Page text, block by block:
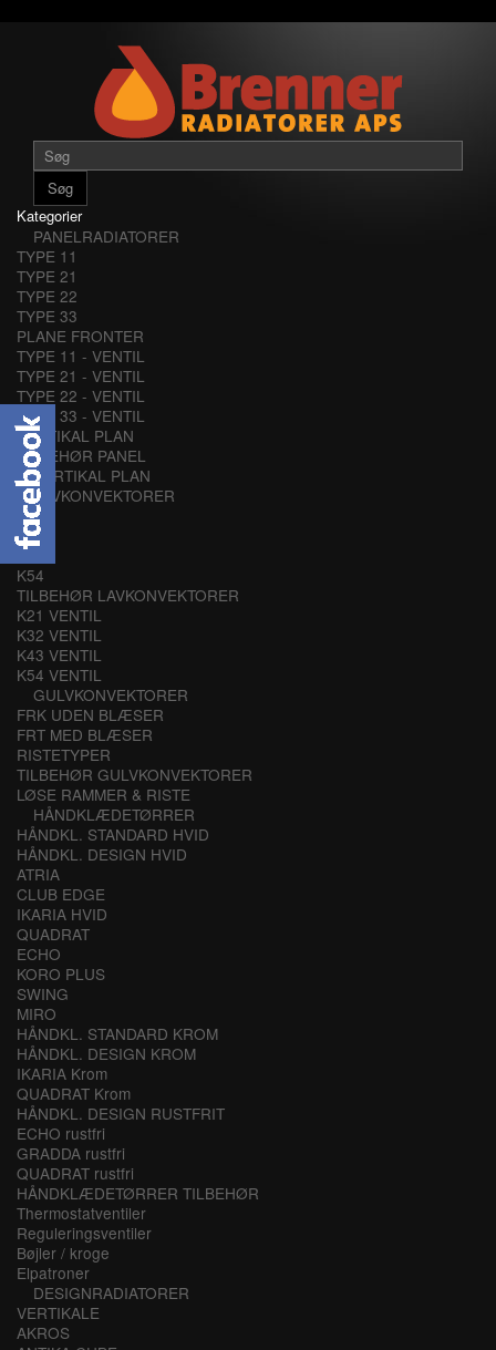
Søg
Kategorier
PANELRADIATORER
TYPE 11
TYPE 21
TYPE 22
TYPE 33
PLANE FRONTER
TYPE 11 - VENTIL
TYPE 21 - VENTIL
TYPE 22 - VENTIL
TYPE 33 - VENTIL
VERTIKAL PLAN
TILBEHØR PANEL
VERTIKAL PLAN
LAVKONVEKTORER
K21
K32
K43
K54
TILBEHØR LAVKONVEKTORER
K21 VENTIL
K32 VENTIL
K43 VENTIL
K54 VENTIL
GULVKONVEKTORER
FRK UDEN BLÆSER
FRT MED BLÆSER
RISTETYPER
TILBEHØR GULVKONVEKTORER
LØSE RAMMER & RISTE
HÅNDKLÆDETØRRER
HÅNDKL. STANDARD HVID
HÅNDKL. DESIGN HVID
ATRIA
CLUB EDGE
IKARIA HVID
QUADRAT
ECHO
KORO PLUS
SWING
MIRO
HÅNDKL. STANDARD KROM
HÅNDKL. DESIGN KROM
IKARIA Krom
QUADRAT Krom
HÅNDKL. DESIGN RUSTFRIT
ECHO rustfri
GRADDA rustfri
QUADRAT rustfri
HÅNDKLÆDETØRRER TILBEHØR
Thermostatventiler
Reguleringsventiler
Bøjler / kroge
Elpatroner
DESIGNRADIATORER
VERTIKALE
AKROS